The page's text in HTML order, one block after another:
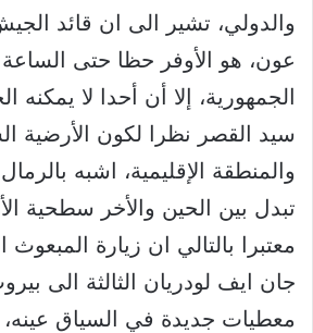
والدولي، تشير الى ان قائد
عون، هو الأوفر حظا حتى
الجمهورية، إلا أن أحدا لا يمكنه
سيد القصر نظرا لكون الأرضية
والمنطقة الإقليمية، اشبه
تبدل بين الحين والأخر سطحية
معتبرا بالتالي ان زيارة
جان ايف لودريان الثالثة الى
معطيات جديدة في السياق عينه،